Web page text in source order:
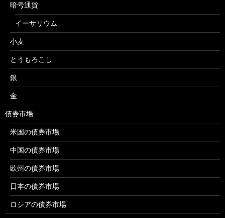
暗号通貨
イーサリウム
小麦
とうもろこし
銀
金
債券市場
米国の債券市場
中国の債券市場
欧州の債券市場
日本の債券市場
ロシアの債券市場